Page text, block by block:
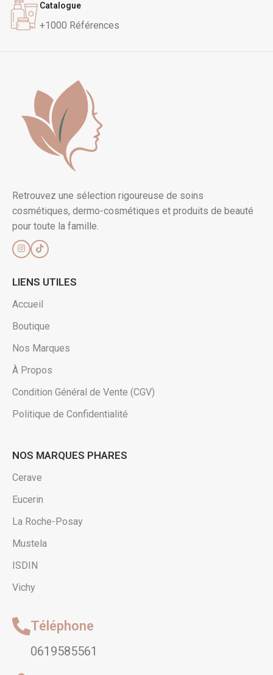
Catalogue
+1000 Références
Retrouvez une sélection rigoureuse de soins
cosmétiques, dermo-cosmétiques et produits de beauté
pour toute la famille.
LIENS UTILES
Accueil
Boutique
Nos Marques
À Propos
Condition Général de Vente (CGV)
Politique de Confidentialité
NOS MARQUES PHARES
Cerave
Eucerin
La Roche-Posay
Mustela
ISDIN
Vichy
Téléphone
0619585561